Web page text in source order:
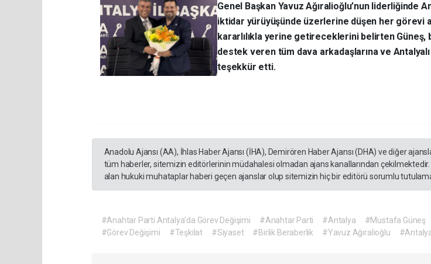
Genel Başkan Yavuz Ağıralioğlu’nun liderliğinde
iktidar yürüyüşünde üzerlerine düşen her görevi
kararlılıkla yerine getireceklerini belirten Güneş,
destek veren tüm dava arkadaşlarına ve
teşekkür etti.
Anadolu Ajansı (AA), İhlas Haber Ajansı (İHA), Demirören Haber Ajansı (DHA) ve diğer
tüm haberler, sitemizin editörlerinin müdahalesi olmadan ajans kanallarından
alan hukuki muhataplar haberi geçen ajanslar olup sitemizin hiç bir editörü sorumlu
#Anahtar Parti Antalya’da Görev Değişimi #Anahtar Parti #Antalya #Mustafa Güneş
#Görev Değişimi
#Teşkilat #Siyaset #Birlik Beraberlik #Yavuz Ağıralioğlu